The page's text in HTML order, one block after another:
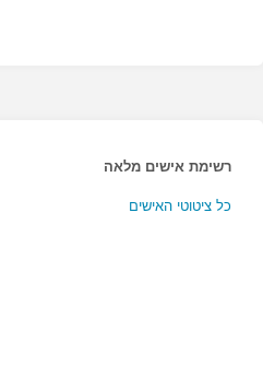
רשימת אישים מלאה
כל ציטוטי האישים